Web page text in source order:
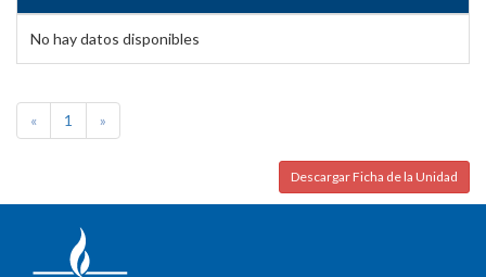
No hay datos disponibles
« 1 »
Descargar Ficha de la Unidad